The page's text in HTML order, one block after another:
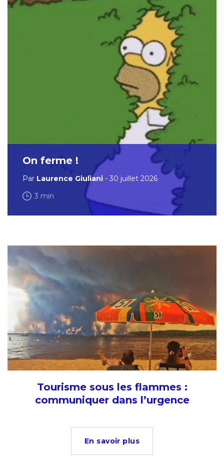
On ferme !
Par Laurence Giuliani - 30 juillet 2026
3 min
Tourisme sous les flammes :
communiquer dans l’urgence
En savoir plus